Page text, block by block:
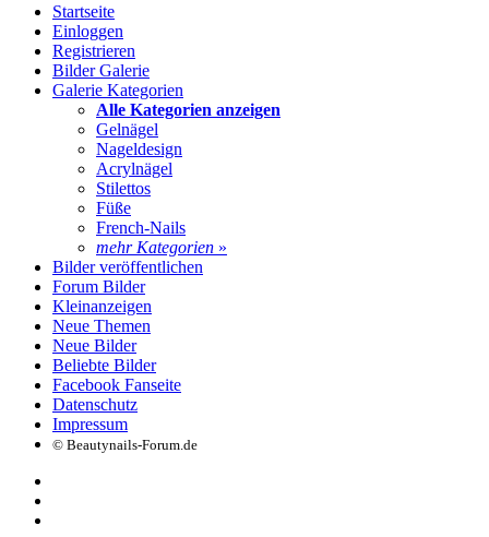
Startseite
Einloggen
Registrieren
Bilder Galerie
Galerie Kategorien
Alle Kategorien anzeigen
Gelnägel
Nageldesign
Acrylnägel
Stilettos
Füße
French-Nails
mehr Kategorien »
Bilder veröffentlichen
Forum Bilder
Kleinanzeigen
Neue Themen
Neue Bilder
Beliebte Bilder
Facebook Fanseite
Datenschutz
Impressum
© Beautynails-Forum.de